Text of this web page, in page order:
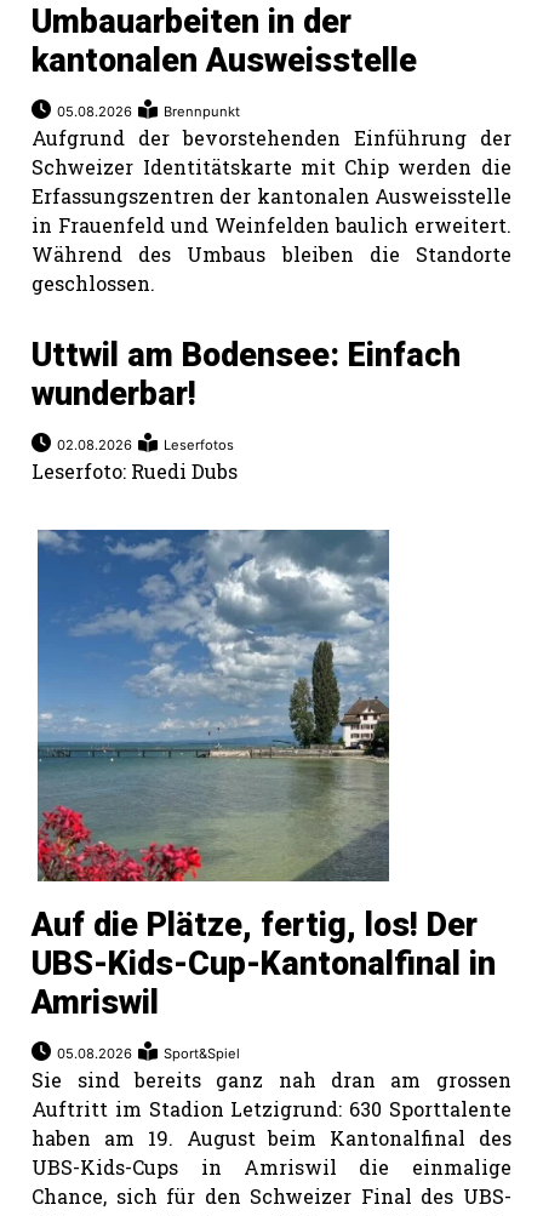
Umbauarbeiten in der
kantonalen Ausweisstelle
05.08.2026 Brennpunkt
Aufgrund der bevorstehenden Einführung der
Schweizer Identitätskarte mit Chip werden die
Erfassungszentren der kantonalen Ausweisstelle
in Frauenfeld und Weinfelden baulich erweitert.
Während des Umbaus bleiben die Standorte
geschlossen.
Uttwil am Bodensee: Einfach
wunderbar!
02.08.2026 Leserfotos
Leserfoto: Ruedi Dubs
Auf die Plätze, fertig, los! Der
UBS-Kids-Cup-Kantonalfinal in
Amriswil
05.08.2026 Sport&Spiel
Sie sind bereits ganz nah dran am grossen
Auftritt im Stadion Letzigrund: 630 Sporttalente
haben am 19. August beim Kantonalfinal des
UBS-Kids-Cups in Amriswil die einmalige
Chance, sich für den Schweizer Final des UBS-